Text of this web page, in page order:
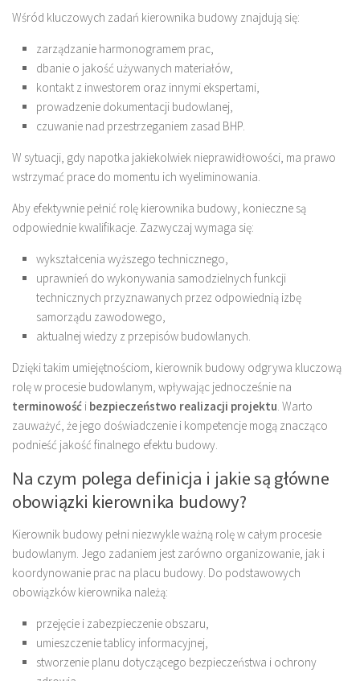
Wśród kluczowych zadań kierownika budowy znajdują się:
zarządzanie harmonogramem prac,
dbanie o jakość używanych materiałów,
kontakt z inwestorem oraz innymi ekspertami,
prowadzenie dokumentacji budowlanej,
czuwanie nad przestrzeganiem zasad BHP.
W sytuacji, gdy napotka jakiekolwiek nieprawidłowości, ma prawo
wstrzymać prace do momentu ich wyeliminowania.
Aby efektywnie pełnić rolę kierownika budowy, konieczne są
odpowiednie kwalifikacje. Zazwyczaj wymaga się:
wykształcenia wyższego technicznego,
uprawnień do wykonywania samodzielnych funkcji
technicznych przyznawanych przez odpowiednią izbę
samorządu zawodowego,
aktualnej wiedzy z przepisów budowlanych.
Dzięki takim umiejętnościom, kierownik budowy odgrywa kluczową
rolę w procesie budowlanym, wpływając jednocześnie na
terminowość i bezpieczeństwo realizacji projektu. Warto
zauważyć, że jego doświadczenie i kompetencje mogą znacząco
podnieść jakość finalnego efektu budowy.
Na czym polega definicja i jakie są główne
obowiązki kierownika budowy?
Kierownik budowy pełni niezwykle ważną rolę w całym procesie
budowlanym. Jego zadaniem jest zarówno organizowanie, jak i
koordynowanie prac na placu budowy. Do podstawowych
obowiązków kierownika należą:
przejęcie i zabezpieczenie obszaru,
umieszczenie tablicy informacyjnej,
stworzenie planu dotyczącego bezpieczeństwa i ochrony